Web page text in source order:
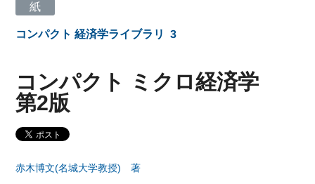
紙
コンパクト 経済学ライブラリ 3
コンパクト ミクロ経済学
第2版
赤木博文(名城大学教授) 著